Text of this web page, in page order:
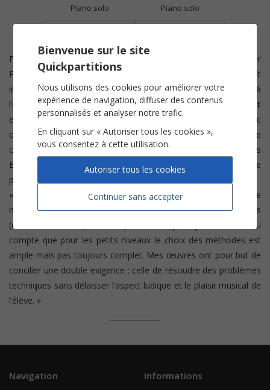
Formé au
il obtient le 1er
Prix en 1993. Lauréat de nombreux concours nationaux et
internationaux. En 1995 il s’installe à Paris où il obtient à
l’unanimité le diplôme supérieur de l’Ecole Normale A. Cortot
et du C.N.R de Boulogne Billancourt. Il se produit en soliste avec
orchestre, en récital et avec plusieurs formations de musique de
chambre. Il enregistre des CD pédagogiques pour les éditions
Billaudot, compose et publie un recueil de 15 morceaux de
piano
Simple Parcours
«
Professeur de pianodepuis 25 ans (dont 20 en France), je
me suis surtout intéressé à l’apprentissage des débutants
(enfants et adultes). Avec l’expérience acquise, je me suis rendu
compte que pour les petits niveaux le choix des méthodes est
ample mais pas toujours complet. Mes œuvres ont pour but de
concilier une double exigence : celle de résoudre des problèmes
techniques sans délaisser l’aspect ludique et le plaisir musical de
l’élève. »
Piano solo
Voir
Piano solo
Voir
Navigation Informations
Bienvenue sur le site
Quickpartitions
Nous utilisons des cookies pour améliorer votre
expérience de navigation, diffuser des contenus
personnalisés et analyser notre trafic.
En cliquant sur « Autoriser tous les cookies »,
vous consentez à cette utilisation.
Continuer sans accepter
Autoriser tous les cookies